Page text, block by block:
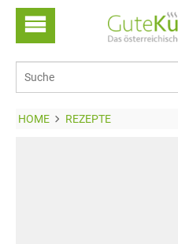
HOME REZEPTE